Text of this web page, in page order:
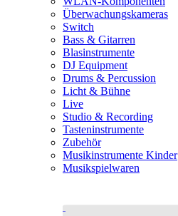
Überwachungskameras
Switch
Bass & Gitarren
Blasinstrumente
DJ Equipment
Drums & Percussion
Licht & Bühne
Live
Studio & Recording
Tasteninstrumente
Zubehör
Musikinstrumente Kinder
Musikspielwaren